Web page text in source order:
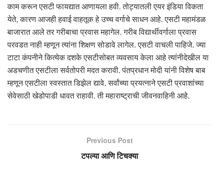
काम करून एसटी फायद्यात आणायला हवी. तोट्यातली एयर इंडिया विकता
येते, कारण आजही हवाई वाहतूक हे उच्च वर्गाचे साधन आहे. एसटी महामंडळ
बाजारात आले तर गरीबाचा प्रवास महागेल. गरीब विद्यार्थीवर्गाला प्रवास
परवडत नाही म्हणून त्यांना शिक्षण सोडावे लागेल. एसटी वाचली पाहिजे. ज्या
टाटा कंपनीने कित्येक दशके एसटीसोबत व्यवसाय केला आहे त्यांनीदेखील या
अडचणीत एसटीला सर्वतोपरी मदत करावी. पंतप्रधान मोदी यांनी विशेष बाब
म्हणून एसटीला स्वस्तात डिझेल द्यावे. सर्वांच्या प्रयत्नाने एसटी प्रवाशांच्या
सेवेसाठी खेडोपाडी धावत राहावी. ती महाराष्ट्राची जीवनवाहिनी आहे.
Previous Post
टपल्या आणि टिचक्या